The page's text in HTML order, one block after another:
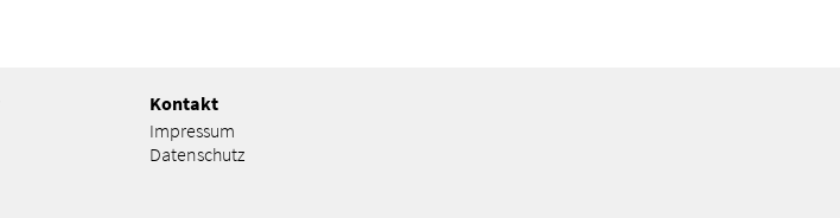
Kontakt
Impressum
Datenschutz